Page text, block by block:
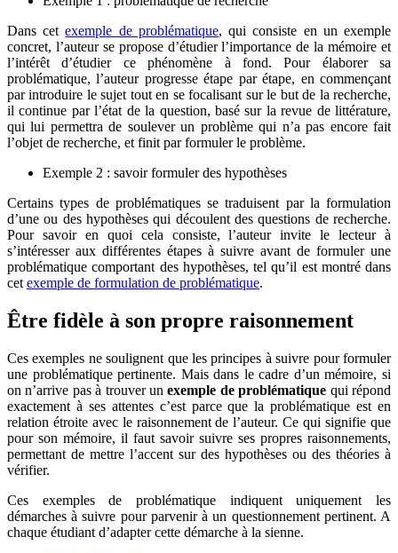
Dans cetexemple de problématique, qui consiste en un exemple
concret, l’auteur se propose d’étudier l’importance de la mémoire et
l’intérêt d’étudier ce phénomène à fond. Pour élaborer sa
problématique, l’auteur progresse étape par étape, en commençant
par introduire le sujet tout en se focalisant sur le but de la recherche,
il continue par l’état de la question, basé sur la revue de littérature,
qui lui permettra de soulever un problème qui n’a pas encore fait
l’objet de recherche, et finit par formuler le problème.
Exemple 2 : savoir formuler des hypothèses
Certains types de problématiques se traduisent par la formulation
d’une ou des hypothèses qui découlent des questions de recherche.
Pour savoir en quoi cela consiste, l’auteur invite le lecteur à
s’intéresser aux différentes étapes à suivre avant de formuler une
problématique comportant des hypothèses, tel qu’il est montré dans
cet exemple de formulation de problématique.
Être fidèle à son propre raisonnement
Ces exemples ne soulignent que les principes à suivre pour formuler
une problématique pertinente. Mais dans le cadre d’un mémoire, si
on n’arrive pas à trouver unexemple de problématique qui répond
exactement à ses attentes c’est parce que la problématique est en
relation étroite avec le raisonnement de l’auteur. Ce qui signifie que
pour son mémoire, il faut savoir suivre ses propres raisonnements,
permettant de mettre l’accent sur des hypothèses ou des théories à
vérifier.
Ces exemples de problématique indiquent uniquement les
démarches à suivre pour parvenir à un questionnement pertinent. A
chaque étudiant d’adapter cette démarche à la sienne.